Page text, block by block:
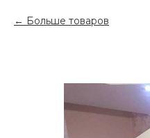
Больше товаров